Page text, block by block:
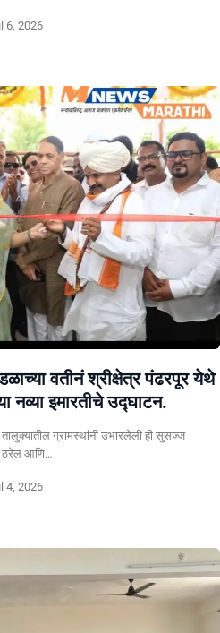
6, 2026
वतीनं श्रीक्षेत्र पंढरपूर येथे
नव्या इमारतीचे उद्घाटन.
ग्रामस्थांनी उभारलेली ही सुसज्ज
ठरेल आणि…
4, 2026